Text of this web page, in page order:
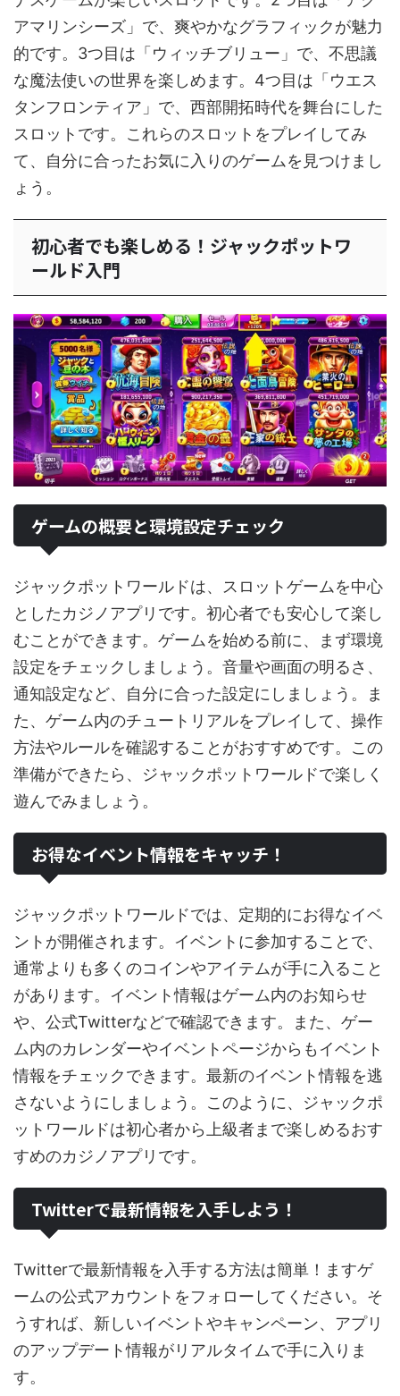
アマリンシーズ」で、爽やかなグラフィックが魅力
的です。3つ目は「ウィッチブリュー」で、不思議
な魔法使いの世界を楽しめます。4つ目は「ウエス
タンフロンティア」で、西部開拓時代を舞台にした
スロットです。これらのスロットをプレイしてみ
て、自分に合ったお気に入りのゲームを見つけまし
ょう。
初心者でも楽しめる！ジャックポットワ
ールド入門
ゲームの概要と環境設定チェック
ジャックポットワールドは、スロットゲームを中心
としたカジノアプリです。初心者でも安心して楽し
むことができます。ゲームを始める前に、まず環境
設定をチェックしましょう。音量や画面の明るさ、
通知設定など、自分に合った設定にしましょう。ま
た、ゲーム内のチュートリアルをプレイして、操作
方法やルールを確認することがおすすめです。この
準備ができたら、ジャックポットワールドで楽しく
遊んでみましょう。
お得なイベント情報をキャッチ！
ジャックポットワールドでは、定期的にお得なイベ
ントが開催されます。イベントに参加することで、
通常よりも多くのコインやアイテムが手に入ること
があります。イベント情報はゲーム内のお知らせ
や、公式Twitterなどで確認できます。また、ゲー
ム内のカレンダーやイベントページからもイベント
情報をチェックできます。最新のイベント情報を逃
さないようにしましょう。このように、ジャックポ
ットワールドは初心者から上級者まで楽しめるおす
すめのカジノアプリです。
Twitterで最新情報を入手しよう！
Twitterで最新情報を入手する方法は簡単！ますゲ
ームの公式アカウントをフォローしてください。そ
うすれば、新しいイベントやキャンペーン、アプリ
のアップデート情報がリアルタイムで手に入りま
す。